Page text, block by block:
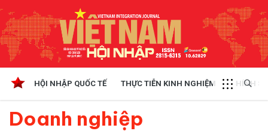
HỘI NHẬP QUỐC TẾ THỰC TIỄN KINH NGHIỆM CHÍNH
Doanh nghiệp